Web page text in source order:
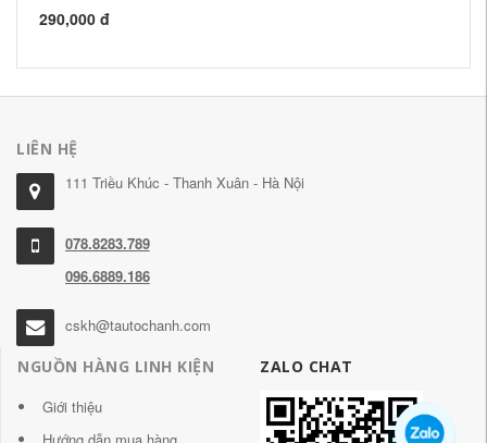
290,000 đ
LIÊN HỆ
111 Triều Khúc - Thanh Xuân - Hà Nội
078.8283.789
096.6889.186
cskh@tautochanh.com
NGUỒN HÀNG LINH KIỆN
Giới thiệu
Hướng dẫn mua hàng
ZALO CHAT